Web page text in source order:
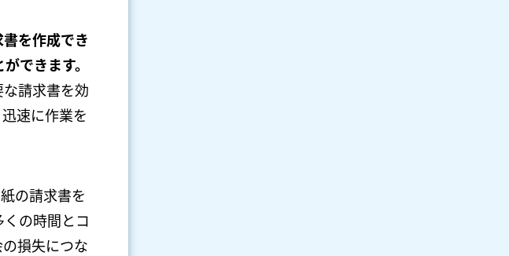
を作成でき
できます。
請求書を効
速に作業を
の請求書を
の時間とコ
損失につな